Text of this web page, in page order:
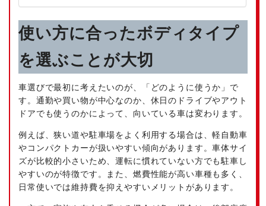
使い方に合ったボディタイプ
を選ぶことが大切
車選びで最初に考えたいのが、「どのように使うか」で
す。通勤や買い物が中心なのか、休日のドライブやアウト
ドアでも使うのかによって、向いている車は変わります。
例えば、狭い道や駐車場をよく利用する場合は、軽自動車
やコンパクトカーが扱いやすい傾向があります。車体サイ
ズが比較的小さいため、運転に慣れていない方でも駐車し
やすいのが特徴です。また、燃費性能が高い車種も多く、
日常使いでは維持費を抑えやすいメリットがあります。